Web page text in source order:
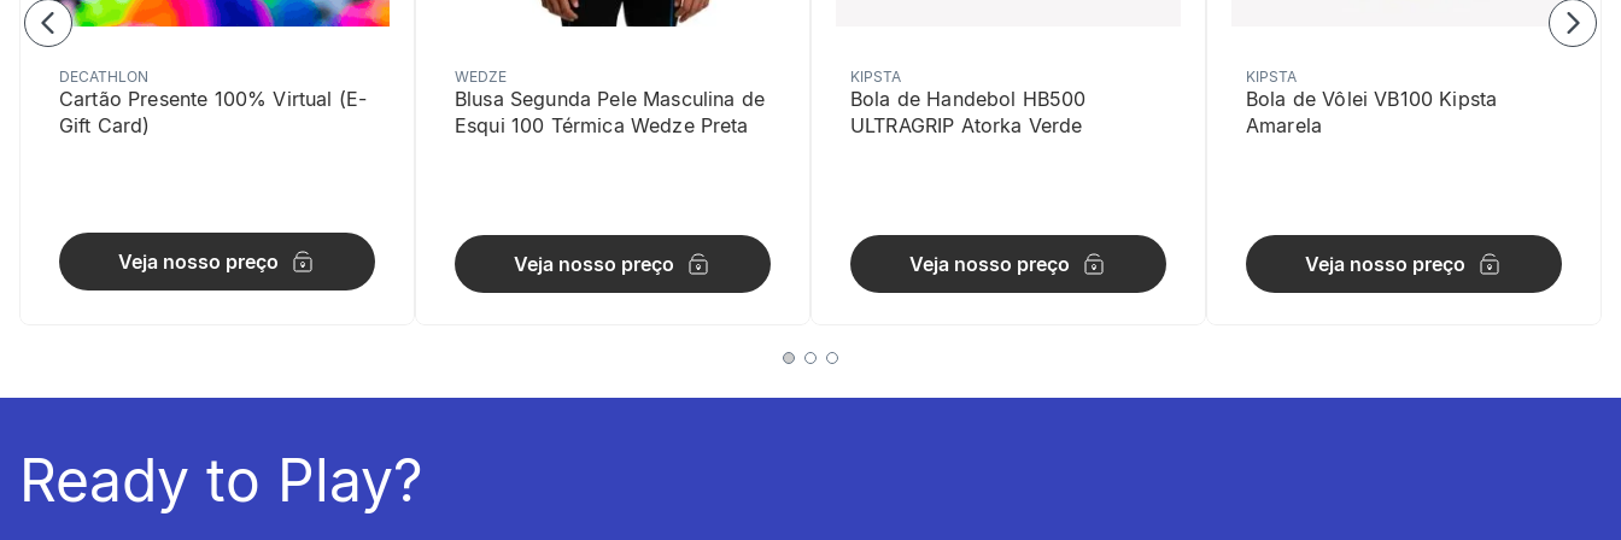
Aumento de desempenho
Melhora a performance muscular em atividades de alta intensidade e explosão.
DECATHLON
Cartão Presente 100% Virtual (E-
Gift Card)
Veja nosso preço
WEDZE
Blusa Segunda Pele Masculina de
Esqui 100 Térmica Wedze Preta
Veja nosso preço
KIPSTA
Bola de Handebol HB500
ULTRAGRIP Atorka Verde
Veja nosso preço
KIPSTA
Bola de Vôlei VB100 Kipsta
Amarela
Veja nosso preço
Ready to Play?